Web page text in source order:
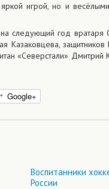
игрой, но и
следующий год вратаря
защитников
«Северстали»
Google+
Воспитанники
России